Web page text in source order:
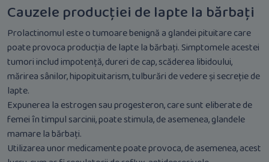
Cauzele producției de lapte la bărbați
Prolactinomul este o tumoare benignă a glandei pituitare care
poate provoca producția de lapte la bărbați. Simptomele acestei
tumori includ impotență, dureri de cap, scăderea libidoului,
mărirea sânilor, hipopituitarism, tulburări de vedere și secreție de
lapte.
Expunerea la estrogen sau progesteron, care sunt eliberate de
femei în timpul sarcinii, poate stimula, de asemenea, glandele
mamare la bărbați.
Utilizarea unor medicamente poate provoca, de asemenea, acest